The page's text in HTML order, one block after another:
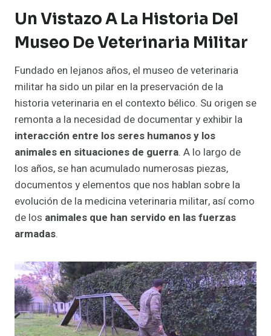
Un Vistazo A La Historia Del
Museo De Veterinaria Militar
Fundado en lejanos años, el museo de veterinaria
militar ha sido un pilar en la preservación de la
historia veterinaria en el contexto bélico. Su origen se
remonta a la necesidad de documentar y exhibir la
interacción entre los seres humanos y los
animales en situaciones de guerra. A lo largo de
los años, se han acumulado numerosas piezas,
documentos y elementos que nos hablan sobre la
evolución de la medicina veterinaria militar, así como
de los animales que han servido en las fuerzas
armadas.